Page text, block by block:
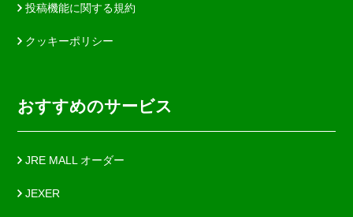
投稿機能に関する規約
クッキーポリシー
おすすめのサービス
JRE MALL オーダー
JEXER